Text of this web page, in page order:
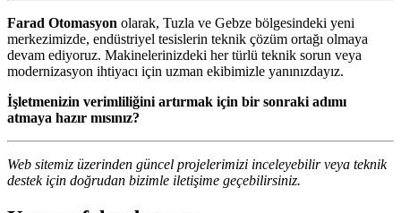
Farad Otomasyon olarak, Tuzla ve Gebze bölgesindeki yeni
merkezimizde, endüstriyel tesislerin teknik çözüm ortağı olmaya
devam ediyoruz. Makinelerinizdeki her türlü teknik sorun veya
modernizasyon ihtiyacı için uzman ekibimizle yanınızdayız.
İşletmenizin verimliliğini artırmak için bir sonraki adımı
atmaya hazır mısınız?
Web sitemiz üzerinden güncel projelerimizi inceleyebilir veya teknik
destek için doğrudan bizimle iletişime geçebilirsiniz.